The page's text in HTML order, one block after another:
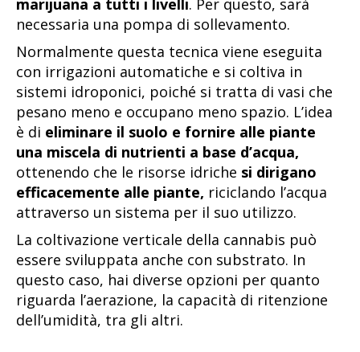
marijuana a tutti i livelli. Per questo, sarà
necessaria una pompa di sollevamento.
Normalmente questa tecnica viene eseguita
con irrigazioni automatiche e si coltiva in
sistemi idroponici, poiché si tratta di vasi che
pesano meno e occupano meno spazio. L’idea
è di eliminare il suolo e fornire alle piante
una miscela di nutrienti a base d’acqua,
ottenendo che le risorse idriche si dirigano
efficacemente alle piante, riciclando l’acqua
attraverso un sistema per il suo utilizzo.
La coltivazione verticale della cannabis può
essere sviluppata anche con substrato. In
questo caso, hai diverse opzioni per quanto
riguarda l’aerazione, la capacità di ritenzione
dell’umidità, tra gli altri.